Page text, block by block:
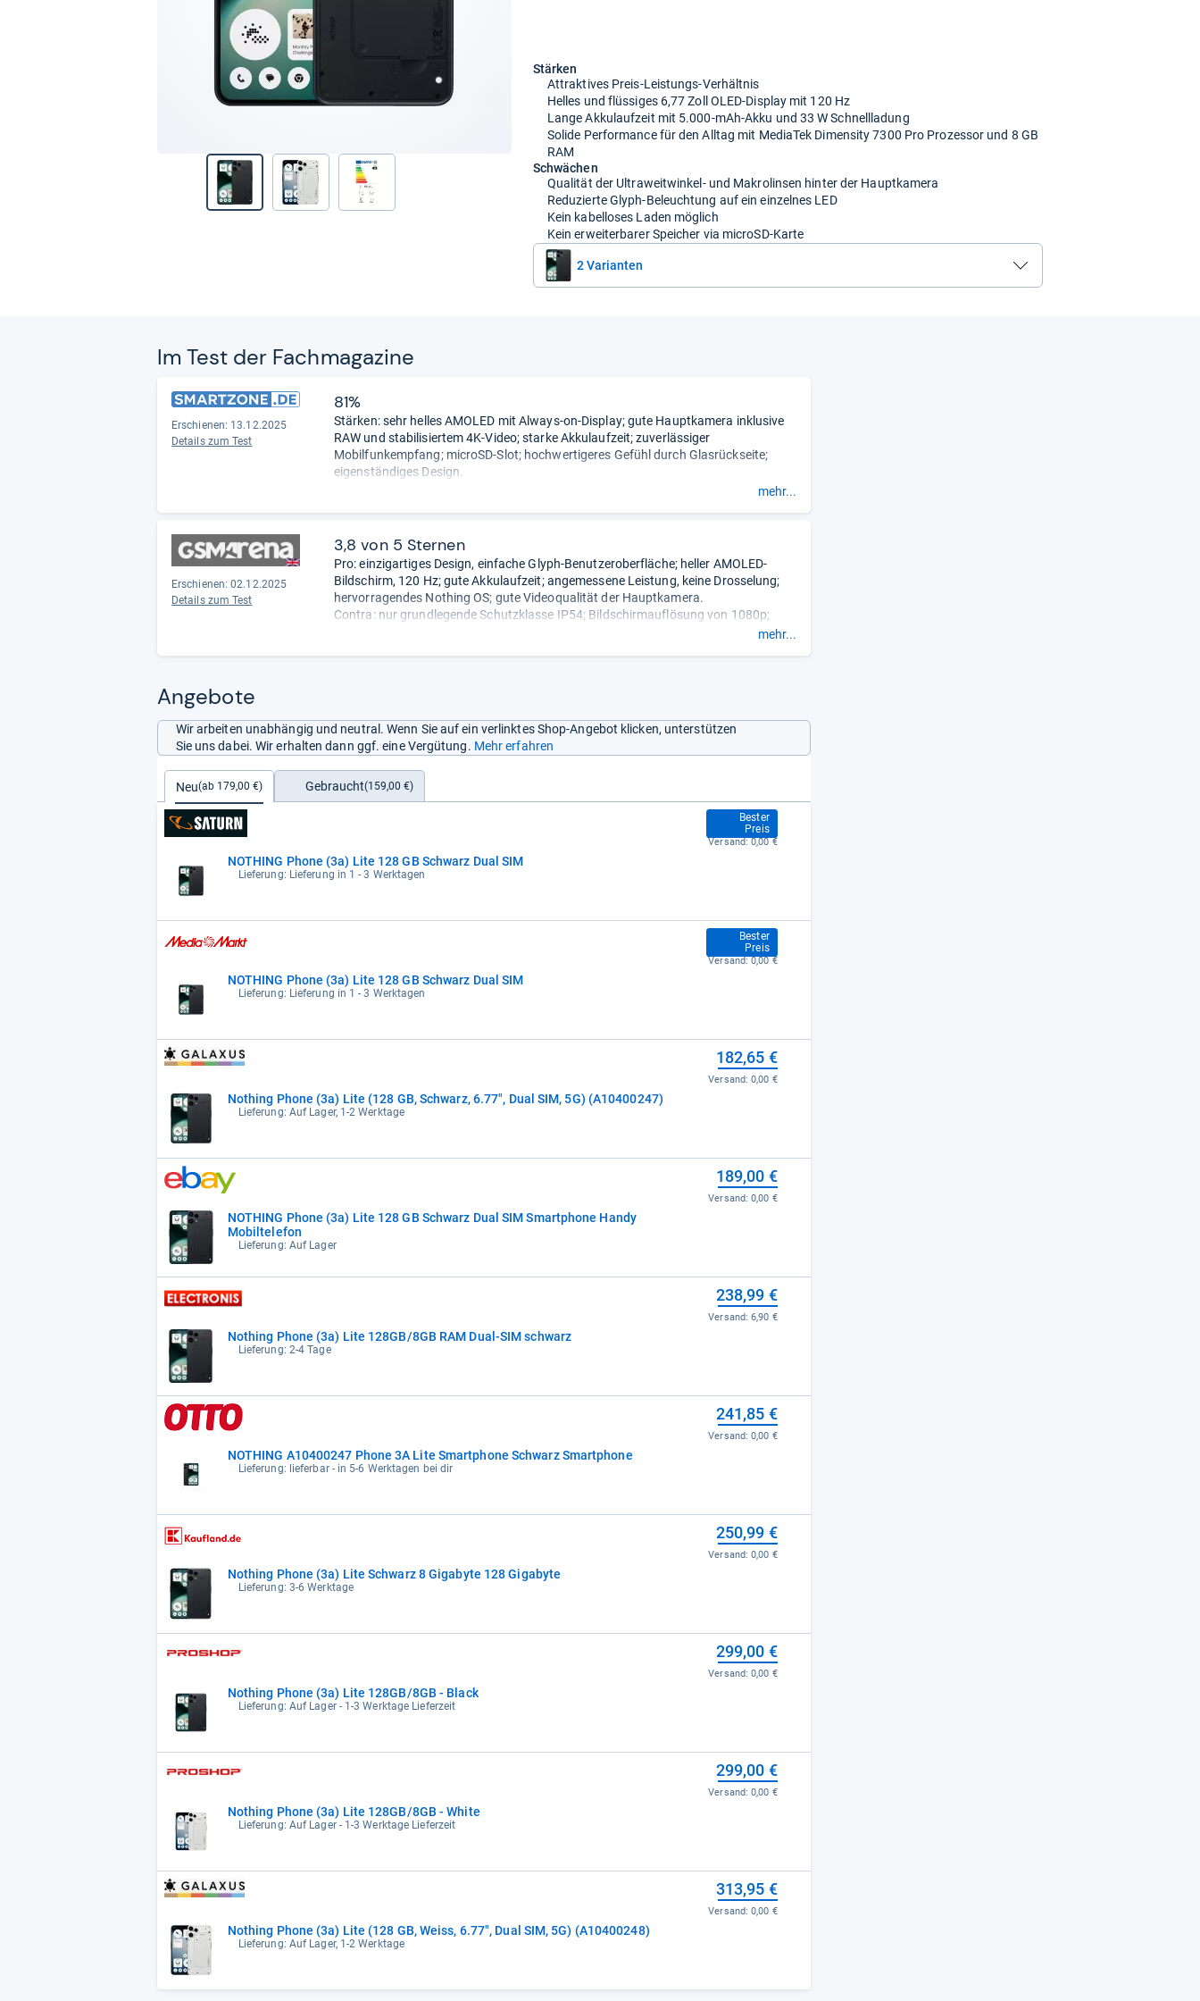
Stärken
Attraktives Preis-Leistungs-Verhältnis
Helles und flüssiges 6,77 Zoll OLED-Display mit 120 Hz
Lange Akkulaufzeit mit 5.000-mAh-Akku und 33 W Schnellladung
Solide Performance für den Alltag mit MediaTek Dimensity 7300 Pro Prozessor und 8 GB
RAM
Schwächen
Qualität der Ultraweitwinkel- und Makrolinsen hinter der Hauptkamera
Reduzierte Glyph-Beleuchtung auf ein einzelnes LED
Kein kabelloses Laden möglich
Kein erweiterbarer Speicher via microSD-Karte
2 Varianten
Im Test der Fach­ma­ga­zine
Erschienen: 13.12.2025
Details zum Test
81%
Stärken: sehr helles AMOLED mit Always-on-Display; gute Hauptkamera inklusive
RAW und stabilisiertem 4K-Video; starke Akkulaufzeit; zuverlässiger
Mobilfunkempfang; microSD-Slot; hochwertigeres Gefühl durch Glasrückseite;
eigenständiges Design.
mehr...
Erschienen: 02.12.2025
Details zum Test
3,8 von 5 Sternen
Pro: einzigartiges Design, einfache Glyph-Benutzeroberfläche; heller AMOLED-
Bildschirm, 120 Hz; gute Akkulaufzeit; angemessene Leistung, keine Drosselung;
hervorragendes Nothing OS; gute Videoqualität der Hauptkamera.
Contra: nur grundlegende Schutzklasse IP54; Bildschirmauflösung von 1080p;
- Zusammengefasst durchmehr...
Angebote
Wir arbeiten unabhängig und neutral. Wenn Sie auf ein verlinktes Shop-Angebot klicken, unterstützen
Sie uns dabei. Wir erhalten dann ggf. eine Vergütung. Mehr erfahren
Neu(ab 179,00 €) Gebraucht(159,00 €)
NOTHING Phone (3a) Lite 128 GB Schwarz Dual SIM
Lieferung: Lieferung in 1 - 3 Werktagen
Bester
Preis
179,00 €
Versand:0,00 €
NOTHING Phone (3a) Lite 128 GB Schwarz Dual SIM
Lieferung: Lieferung in 1 - 3 Werktagen
Bester
Preis
179,00 €
Versand:0,00 €
Nothing Phone (3a) Lite (128 GB, Schwarz, 6.77", Dual SIM, 5G) (A10400247)
Lieferung: Auf Lager, 1-2 Werktage
182,65 €
Versand:0,00 €
NOTHING Phone (3a) Lite 128 GB Schwarz Dual SIM Smartphone Handy
Mobiltelefon
Lieferung: Auf Lager
189,00 €
Versand:0,00 €
Nothing Phone (3a) Lite 128GB/8GB RAM Dual-SIM schwarz
Lieferung: 2-4 Tage
238,99 €
Versand:6,90 €
NOTHING A10400247 Phone 3A Lite Smartphone Schwarz Smartphone
Lieferung: lieferbar - in 5-6 Werktagen bei dir
241,85 €
Versand:0,00 €
Nothing Phone (3a) Lite Schwarz 8 Gigabyte 128 Gigabyte
Lieferung: 3-6 Werktage
250,99 €
Versand:0,00 €
Nothing Phone (3a) Lite 128GB/8GB - Black
Lieferung: Auf Lager - 1-3 Werktage Lieferzeit
299,00 €
Versand:0,00 €
Nothing Phone (3a) Lite 128GB/8GB - White
Lieferung: Auf Lager - 1-3 Werktage Lieferzeit
299,00 €
Versand:0,00 €
Nothing Phone (3a) Lite (128 GB, Weiss, 6.77", Dual SIM, 5G) (A10400248)
Lieferung: Auf Lager, 1-2 Werktage
313,95 €
Versand:0,00 €